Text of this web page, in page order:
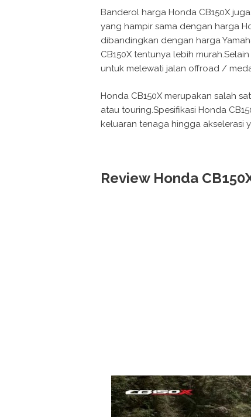
Banderol harga Honda CB150X
yang hampir sama dengan harga
dibandingkan dengan harga
CB150X tentunya lebih
untuk melewati jalan offroad /
Honda CB150X merupakan salah
atau touring.Spesifikasi Honda
keluaran tenaga hingga akselerasi
Review Honda